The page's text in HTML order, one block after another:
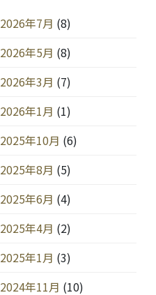
2026年7月 (8)
2026年5月 (8)
2026年3月 (7)
2026年1月 (1)
2025年10月 (6)
2025年8月 (5)
2025年6月 (4)
2025年4月 (2)
2025年1月 (3)
2024年11月 (10)